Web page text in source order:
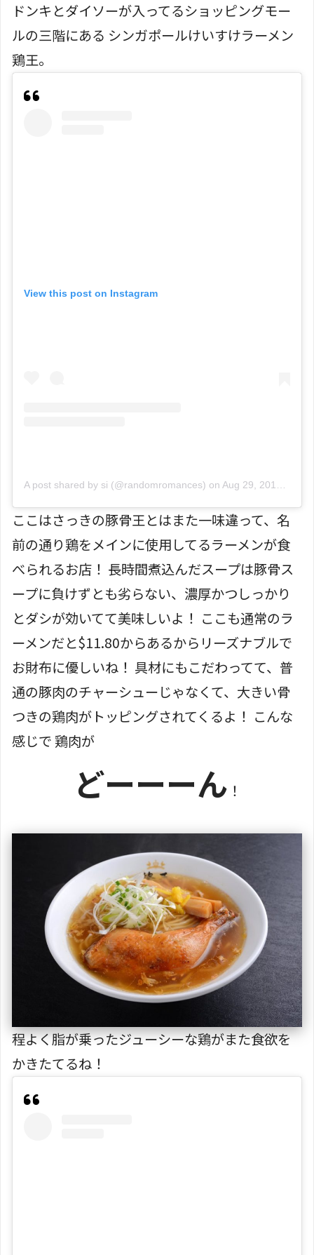
ドンキとダイソーが入ってるショッピングモー
ルの三階にある シンガポールけいすけラーメン
鶏王。
View this post on Instagram
A post shared by si (@randomromances) on Aug 29, 2017 at 5:48am PDT
ここはさっきの豚骨王とはまた一味違って、名
前の通り鶏をメインに使用してるラーメンが食
べられるお店！ 長時間煮込んだスープは豚骨ス
ープに負けずとも劣らない、濃厚かつしっかり
とダシが効いてて美味しいよ！ ここも通常のラ
ーメンだと$11.80からあるからリーズナブルで
お財布に優しいね！ 具材にもこだわってて、普
通の豚肉のチャーシューじゃなくて、大きい骨
つきの鶏肉がトッピングされてくるよ！ こんな
感じで 鶏肉が
どーーーん ！
程よく脂が乗ったジューシーな鶏がまた食欲を
かきたてるね！